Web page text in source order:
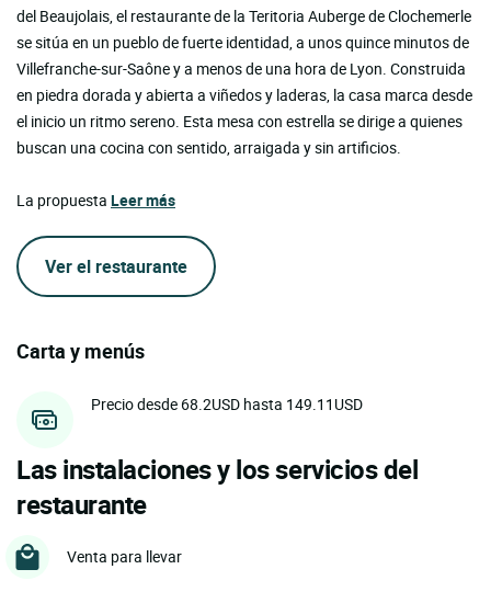
del Beaujolais, el restaurante de la Teritoria Auberge de Clochemerle
se sitúa en un pueblo de fuerte identidad, a unos quince minutos de
Villefranche-sur-Saône y a menos de una hora de Lyon. Construida
en piedra dorada y abierta a viñedos y laderas, la casa marca desde
el inicio un ritmo sereno. Esta mesa con estrella se dirige a quienes
buscan una cocina con sentido, arraigada y sin artificios.
La propuesta Leer más
Ver el restaurante
Carta y menús
Precio desde 68.2USD hasta 149.11USD
Las instalaciones y los servicios del
restaurante
Venta para llevar